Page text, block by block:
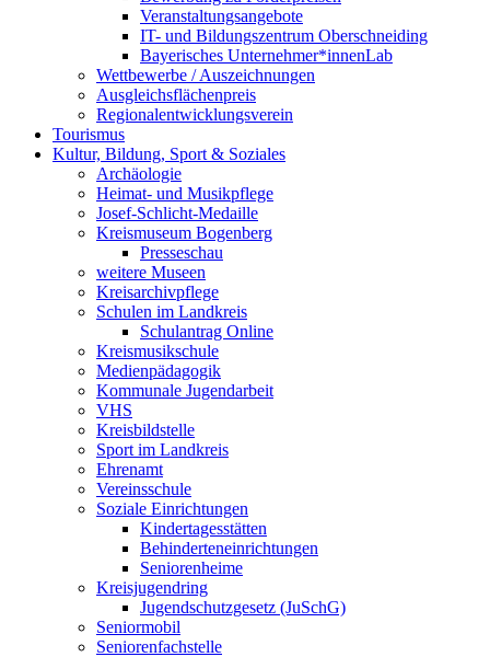
Veranstaltungsangebote
IT- und Bildungszentrum Oberschneiding
Bayerisches Unternehmer*innenLab
Wettbewerbe / Auszeichnungen
Ausgleichsflächenpreis
Regionalentwicklungsverein
Tourismus
Kultur, Bildung, Sport & Soziales
Archäologie
Heimat- und Musikpflege
Josef-Schlicht-Medaille
Kreismuseum Bogenberg
Presseschau
weitere Museen
Kreisarchivpflege
Schulen im Landkreis
Schulantrag Online
Kreismusikschule
Medienpädagogik
Kommunale Jugendarbeit
VHS
Kreisbildstelle
Sport im Landkreis
Ehrenamt
Vereinsschule
Soziale Einrichtungen
Kindertagesstätten
Behinderteneinrichtungen
Seniorenheime
Kreisjugendring
Jugendschutzgesetz (JuSchG)
Seniormobil
Seniorenfachstelle